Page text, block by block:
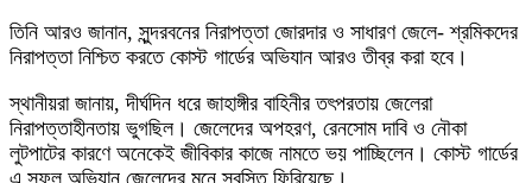
তিনি আরও জানান, সুন্দরবনের নিরাপত্তা জোরদার ও সাধারণ জেলে- শ্রমিকদের
নিরাপত্তা নিশ্চিত করতে কোস্ট গার্ডের অভিযান আরও তীব্র করা হবে।
স্থানীয়রা জানায়, দীর্ঘদিন ধরে জাহাঙ্গীর বাহিনীর তৎপরতায় জেলেরা
নিরাপত্তাহীনতায় ভুগছিল। জেলেদের অপহরণ, রেনসোম দাবি ও নৌকা
লুটপাটের কারণে অনেকেই জীবিকার কাজে নামতে ভয় পাচ্ছিলেন। কোস্ট গার্ডের